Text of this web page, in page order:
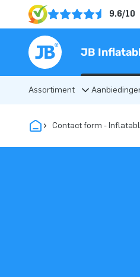
9.6/10
JB
Assortiment
Contact form -